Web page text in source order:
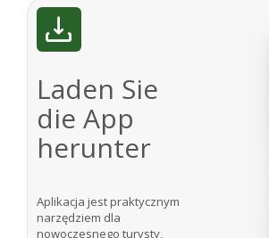
Laden Sie
die App
herunter
Aplikacja jest praktycznym
narzędziem dla
nowoczesnego turysty,